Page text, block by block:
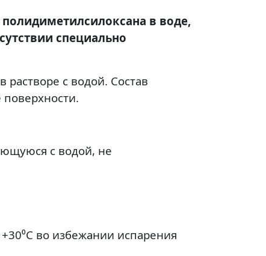
в воде,
специально
с водой. Состав
с водой, не
во избежании испарения